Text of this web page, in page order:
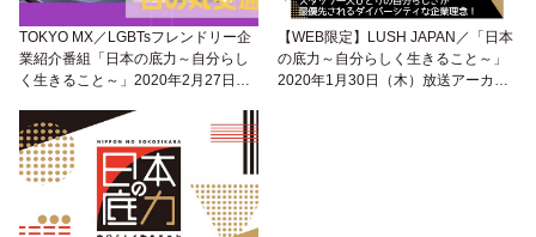
TOKYO MX／LGBTsフレンドリー企
業紹介番組「日本の底力～自分らし
く生きること～」2020年2月27日
【WEB限定】LUSH JAPAN／「日本
の底力～自分らしく生きること～」
2020年1月30日（木）放送アーカイ